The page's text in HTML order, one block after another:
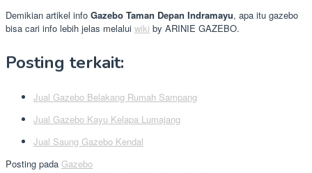
Demikian artikel info Gazebo Taman Depan Indramayu, apa itu gazebo
bisa cari info lebih jelas melalui wiki by ARINIE GAZEBO.
Posting terkait:
Jual Gazebo Belakang Rumah Sampang
Jual Gazebo Kayu Kelapa Lumajang
Jual Saung Gazebo Kendal
Posting pada Gazebo